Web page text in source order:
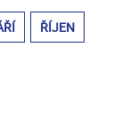
ŘÍJEN